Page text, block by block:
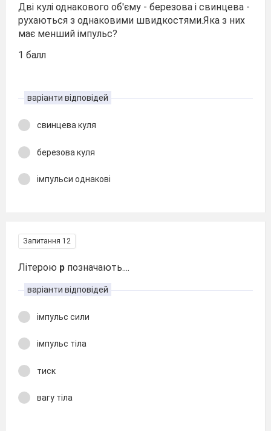
Дві кулі однакового об'єму - березова і свинцева -
рухаються з однаковими швидкостями.Яка з них
має менший імпульс?
1 балл
варіанти відповідей
свинцева куля
березова куля
імпульси однакові
Запитання 12
Літерою р позначають....
варіанти відповідей
імпульс сили
імпульс тіла
тиск
вагу тіла